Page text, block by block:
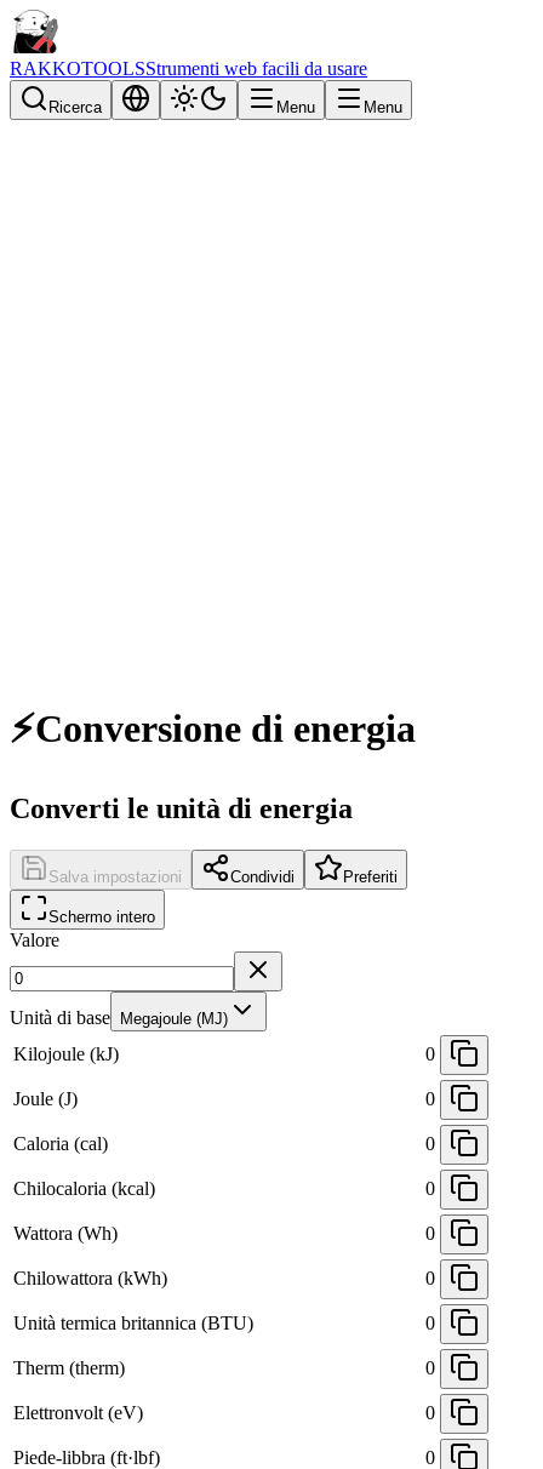
RAKKOTOOLSStrumenti web facili da usare
Ricerca Menu Menu
⚡Conversione di energia
Converti le unità di energia
Salva impostazioni Condividi Preferiti
Schermo intero
Valore
Unità di base Megajoule (MJ)
Kilojoule (kJ) 0
Joule (J) 0
Caloria (cal) 0
Chilocaloria (kcal) 0
Wattora (Wh) 0
Chilowattora (kWh) 0
Unità termica britannica (BTU) 0
Therm (therm) 0
Elettronvolt (eV) 0
Piede-libbra (ft·lbf) 0